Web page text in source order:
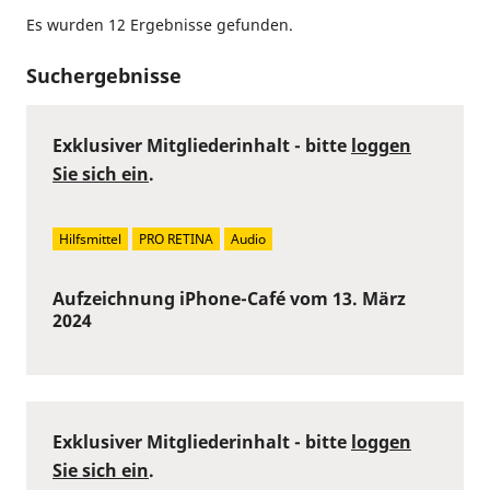
Es wurden 12 Ergebnisse gefunden.
Suchergebnisse
Aufzeichnung iPhone-Café vom 13. März
2024
Exklusiver Mitgliederinhalt - bitte loggen
Sie sich ein.
Hilfsmittel PRO RETINA Audio
Exklusiver Mitgliederinhalt - bitte loggen
Sie sich ein.